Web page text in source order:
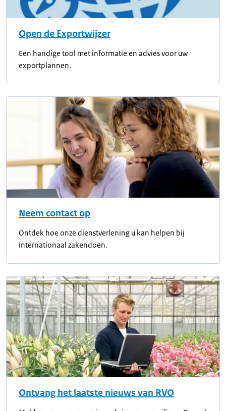
Open de Exportwijzer
Een handige tool met informatie en advies voor uw
exportplannen.
Neem contact op
Ontdek hoe onze dienstverlening u kan helpen bij
internationaal zakendoen.
Ontvang het laatste nieuws van RVO